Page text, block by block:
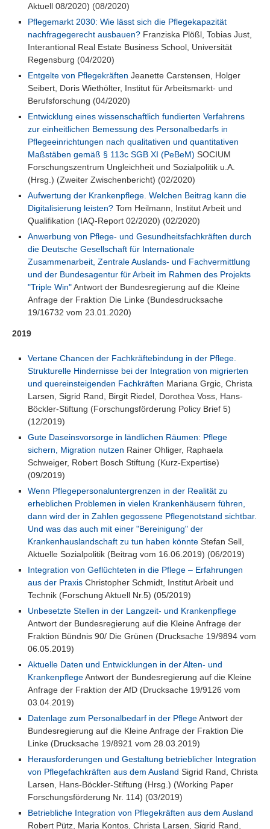
Aktuell 08/2020) (08/2020)
Pflegemarkt 2030: Wie lässt sich die Pflegekapazität
nachfragegerecht ausbauen?Franziska Plößl, Tobias Just,
Interantional Real Estate Business School, Universität
Regensburg (04/2020)
Entgelte von Pflegekräften Jeanette Carstensen, Holger
Seibert, Doris Wiethölter, Institut für Arbeitsmarkt- und
Berufsforschung (04/2020)
Entwicklung eines wissenschaftlich fundierten Verfahrens
zur einheitlichen Bemessung des Personalbedarfs in
Pflegeeinrichtungen nach qualitativen und quantitativen
Maßstäben gemäß § 113c SGB XI (PeBeM) SOCIUM
Forschungszentrum Ungleichheit und Sozialpolitik u.A.
(Hrsg.) (Zweiter Zwischenbericht) (02/2020)
Aufwertung der Krankenpflege. Welchen Beitrag kann die
Digitalisierung leisten?Tom Heilmann, Institut Arbeit und
Qualifikation (IAQ-Report 02/2020) (02/2020)
Anwerbung von Pflege- und Gesundheitsfachkräften durch
die Deutsche Gesellschaft für Internationale
Zusammenarbeit, Zentrale Auslands- und Fachvermittlung
und der Bundesagentur für Arbeit im Rahmen des Projekts
"Triple Win"Antwort der Bundesregierung auf die Kleine
Anfrage der Fraktion Die Linke (Bundesdrucksache
19/16732 vom 23.01.2020)
2019
Vertane Chancen der Fachkräftebindung in der Pflege.
Strukturelle Hindernisse bei der Integration von migrierten
und quereinsteigenden Fachkräften Mariana Grgic, Christa
Larsen, Sigrid Rand, Birgit Riedel, Dorothea Voss, Hans-
Böckler-Stiftung (Forschungsförderung Policy Brief 5)
(12/2019)
Gute Daseinsvorsorge in ländlichen Räumen: Pflege
sichern, Migration nutzen Rainer Ohliger, Raphaela
Schweiger, Robert Bosch Stiftung (Kurz-Expertise)
(09/2019)
Wenn Pflegepersonaluntergrenzen in der Realität zu
erheblichen Problemen in vielen Krankenhäusern führen,
dann wird der in Zahlen gegossene Pflegenotstand sichtbar.
Und was das auch mit einer "Bereinigung" der
Krankenhauslandschaft zu tun haben könnteStefan Sell,
Aktuelle Sozialpolitik (Beitrag vom 16.06.2019) (06/2019)
Integration von Geflüchteten in die Pflege – Erfahrungen
aus der PraxisChristopher Schmidt, Institut Arbeit und
Technik (Forschung Aktuell Nr.5) (05/2019)
Unbesetzte Stellen in der Langzeit- und Krankenpflege
Antwort der Bundesregierung auf die Kleine Anfrage der
Fraktion Bündnis 90/ Die Grünen (Drucksache 19/9894 vom
06.05.2019)
Aktuelle Daten und Entwicklungen in der Alten- und
KrankenpflegeAntwort der Bundesregierung auf die Kleine
Anfrage der Fraktion der AfD (Drucksache 19/9126 vom
03.04.2019)
Datenlage zum Personalbedarf in der PflegeAntwort der
Bundesregierung auf die Kleine Anfrage der Fraktion Die
Linke (Drucksache 19/8921 vom 28.03.2019)
Herausforderungen und Gestaltung betrieblicher Integration
von Pflegefachkräften aus dem Ausland Sigrid Rand, Christa
Larsen, Hans-Böckler-Stiftung (Hrsg.) (Working Paper
Forschungsförderung Nr. 114) (03/2019)
Betriebliche Integration von Pflegekräften aus dem Ausland
Robert Pütz, Maria Kontos, Christa Larsen, Sigrid Rand,